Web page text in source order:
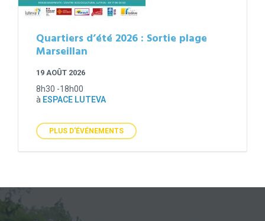
Quartiers d’été 2026 : Sortie plage
Marseillan
19 AOÛT 2026
8h30 -18h00
à ESPACE LUTEVA
PLUS D'ÉVÉNEMENTS